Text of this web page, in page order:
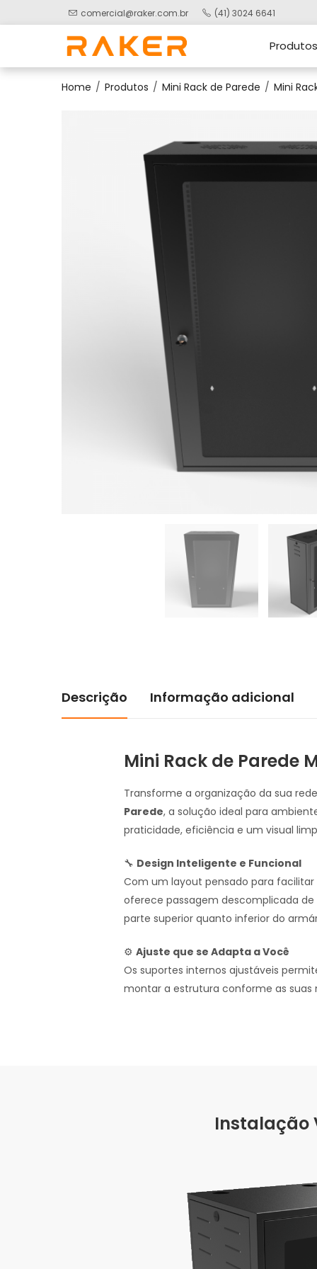
comercial@raker.com.br (41) 3024 6641
Produtos
Home Produtos Mini Rack de Parede Mini
Descrição Informação adicional
Mini Rack de Parede
Transforme a organização da sua
Parede, a solução ideal para
praticidade, eficiência e um visual
🔧 Design Inteligente e Funcional
Com um layout pensado para facilitar
oferece passagem descomplicada
parte superior quanto inferior do
⚙️ Ajuste que se Adapta a Você
Os suportes internos ajustáveis
montar a estrutura conforme as suas
Instalação